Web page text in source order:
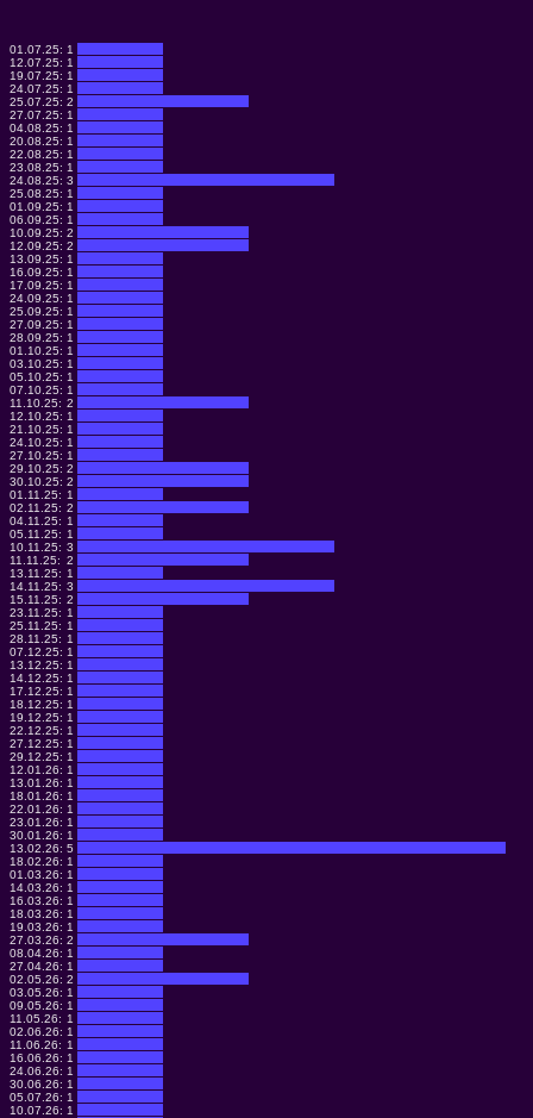
01.07.25: 1
12.07.25: 1
19.07.25: 1
24.07.25: 1
25.07.25: 2
27.07.25: 1
04.08.25: 1
20.08.25: 1
22.08.25: 1
23.08.25: 1
24.08.25: 3
25.08.25: 1
01.09.25: 1
06.09.25: 1
10.09.25: 2
12.09.25: 2
13.09.25: 1
16.09.25: 1
17.09.25: 1
24.09.25: 1
25.09.25: 1
27.09.25: 1
28.09.25: 1
01.10.25: 1
03.10.25: 1
05.10.25: 1
07.10.25: 1
11.10.25: 2
12.10.25: 1
21.10.25: 1
24.10.25: 1
27.10.25: 1
29.10.25: 2
30.10.25: 2
01.11.25: 1
02.11.25: 2
04.11.25: 1
05.11.25: 1
10.11.25: 3
11.11.25: 2
13.11.25: 1
14.11.25: 3
15.11.25: 2
23.11.25: 1
25.11.25: 1
28.11.25: 1
07.12.25: 1
13.12.25: 1
14.12.25: 1
17.12.25: 1
18.12.25: 1
19.12.25: 1
22.12.25: 1
27.12.25: 1
29.12.25: 1
12.01.26: 1
13.01.26: 1
18.01.26: 1
22.01.26: 1
23.01.26: 1
30.01.26: 1
13.02.26: 5
18.02.26: 1
01.03.26: 1
14.03.26: 1
16.03.26: 1
18.03.26: 1
19.03.26: 1
27.03.26: 2
08.04.26: 1
27.04.26: 1
02.05.26: 2
03.05.26: 1
09.05.26: 1
11.05.26: 1
02.06.26: 1
11.06.26: 1
16.06.26: 1
24.06.26: 1
30.06.26: 1
05.07.26: 1
10.07.26: 1